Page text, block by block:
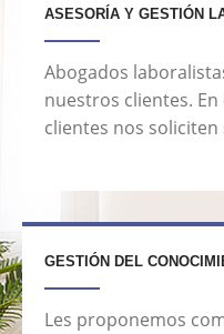
ASESORÍA Y GESTIÓN
Abogados
nuestros clientes.
clientes nos soliciten
GESTIÓN DEL
Les proponemos